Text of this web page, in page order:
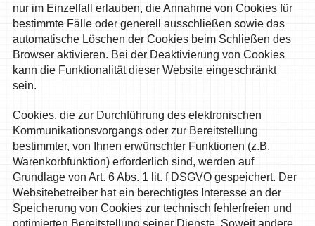
nur im Einzelfall erlauben, die Annahme von Cookies für
bestimmte Fälle oder generell ausschließen sowie das
automatische Löschen der Cookies beim Schließen des
Browser aktivieren. Bei der Deaktivierung von Cookies
kann die Funktionalität dieser Website eingeschränkt
sein.
Cookies, die zur Durchführung des elektronischen
Kommunikationsvorgangs oder zur Bereitstellung
bestimmter, von Ihnen erwünschter Funktionen (z.B.
Warenkorbfunktion) erforderlich sind, werden auf
Grundlage von Art. 6 Abs. 1 lit. f DSGVO gespeichert. Der
Websitebetreiber hat ein berechtigtes Interesse an der
Speicherung von Cookies zur technisch fehlerfreien und